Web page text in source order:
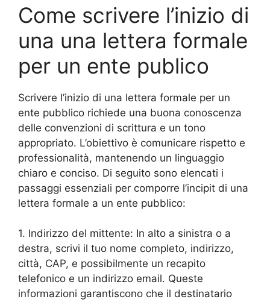
Come scrivere l’inizio di
una una lettera formale
per un ente publico
Scrivere l’inizio di una lettera formale per un
ente pubblico richiede una buona conoscenza
delle convenzioni di scrittura e un tono
appropriato. L’obiettivo è comunicare rispetto e
professionalità, mantenendo un linguaggio
chiaro e conciso. Di seguito sono elencati i
passaggi essenziali per comporre l’incipit di una
lettera formale a un ente pubblico:
1. Indirizzo del mittente: In alto a sinistra o a
destra, scrivi il tuo nome completo, indirizzo,
città, CAP, e possibilmente un recapito
telefonico e un indirizzo email. Queste
informazioni garantiscono che il destinatario